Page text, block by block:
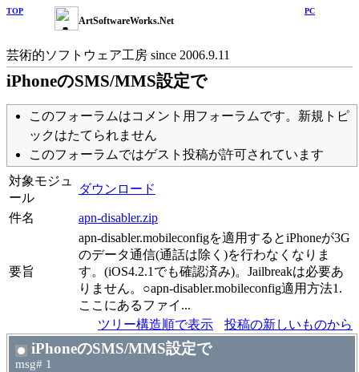
TOP PC
ArtSoftwareWorks.Net
芸術的ソフトウェア工房 since 2006.9.11
iPhoneのSMS/MMS設定で
このフォーラムはコメント用フォーラムです。新規トピ
ックはたてられません
このフォーラムではゲスト投稿が許可されています
対象モジュ
ール
ダウンロード
件名 apn-disabler.zip
要旨
apn-disabler.mobileconfigを適用するとiPhoneが3G
のデータ通信(通話は除く)を行わなくなりま
す。(iOS4.2.1でも確認済み)。Jailbreakは必要あ
りません。○apn-disabler.mobileconfig適用方法1.
ここにあるファイ...
ツリー構造順で表示
投稿の新しいものから
iPhoneのSMS/MMS設定で
msg# 1